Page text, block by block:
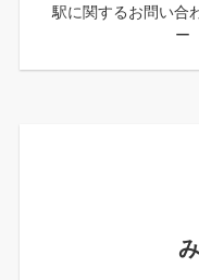
駅に関するお問い合
ー